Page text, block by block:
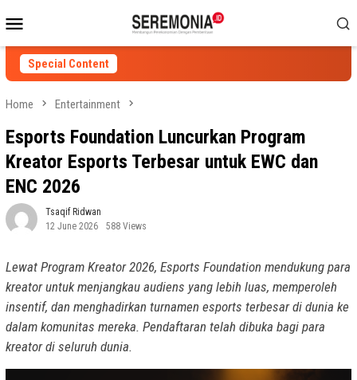
to
contentMenu
Special Content
Home Entertainment
Esports Foundation Luncurkan Program
Kreator Esports Terbesar untuk EWC dan
ENC 2026
Tsaqif Ridwan
12 June 2026
588 Views
Lewat Program Kreator 2026, Esports Foundation mendukung para
kreator untuk menjangkau audiens yang lebih luas, memperoleh
insentif, dan menghadirkan turnamen esports terbesar di dunia ke
dalam komunitas mereka. Pendaftaran telah dibuka bagi para
kreator di seluruh dunia.